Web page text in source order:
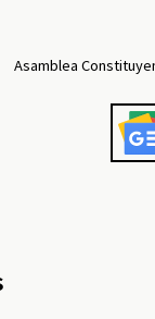
Asamblea